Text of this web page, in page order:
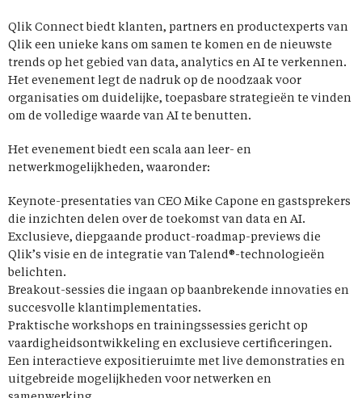
Qlik Connect biedt klanten, partners en productexperts van
Qlik een unieke kans om samen te komen en de nieuwste
trends op het gebied van data, analytics en AI te verkennen.
Het evenement legt de nadruk op de noodzaak voor
organisaties om duidelijke, toepasbare strategieën te vinden
om de volledige waarde van AI te benutten.
Het evenement biedt een scala aan leer- en
netwerkmogelijkheden, waaronder:
Keynote-presentaties van CEO Mike Capone en gastsprekers
die inzichten delen over de toekomst van data en AI.
Exclusieve, diepgaande product-roadmap-previews die
Qlik’s visie en de integratie van Talend®-technologieën
belichten.
Breakout-sessies die ingaan op baanbrekende innovaties en
succesvolle klantimplementaties.
Praktische workshops en trainingssessies gericht op
vaardigheidsontwikkeling en exclusieve certificeringen.
Een interactieve expositieruimte met live demonstraties en
uitgebreide mogelijkheden voor netwerken en